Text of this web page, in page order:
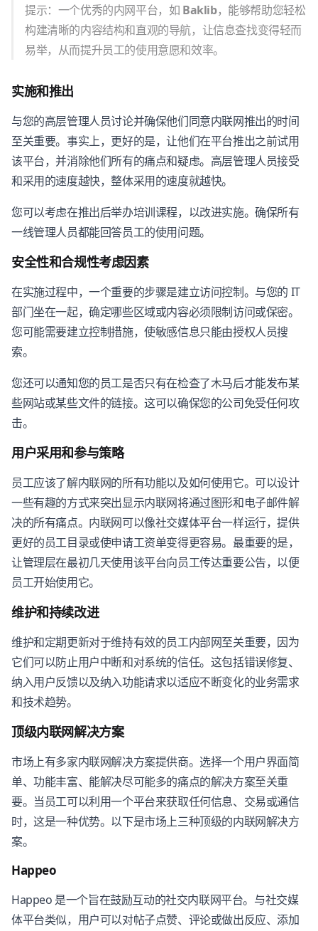
提示：一个优秀的内网平台，如 Baklib，能够帮助您轻松
构建清晰的内容结构和直观的导航，让信息查找变得轻而
易举，从而提升员工的使用意愿和效率。
实施和推出
与您的高层管理人员讨论并确保他们同意内联网推出的时间
至关重要。事实上，更好的是，让他们在平台推出之前试用
该平台，并消除他们所有的痛点和疑虑。高层管理人员接受
和采用的速度越快，整体采用的速度就越快。
您可以考虑在推出后举办培训课程，以改进实施。确保所有
一线管理人员都能回答员工的使用问题。
安全性和合规性考虑因素
在实施过程中，一个重要的步骤是建立访问控制。与您的 IT
部门坐在一起，确定哪些区域或内容必须限制访问或保密。
您可能需要建立控制措施，使敏感信息只能由授权人员搜
索。
您还可以通知您的员工是否只有在检查了木马后才能发布某
些网站或某些文件的链接。这可以确保您的公司免受任何攻
击。
用户采用和参与策略
员工应该了解内联网的所有功能以及如何使用它。可以设计
一些有趣的方式来突出显示内联网将通过图形和电子邮件解
决的所有痛点。内联网可以像社交媒体平台一样运行，提供
更好的员工目录或使申请工资单变得更容易。最重要的是，
让管理层在最初几天使用该平台向员工传达重要公告，以便
员工开始使用它。
维护和持续改进
维护和定期更新对于维持有效的员工内部网至关重要，因为
它们可以防止用户中断和对系统的信任。这包括错误修复、
纳入用户反馈以及纳入功能请求以适应不断变化的业务需求
和技术趋势。
顶级内联网解决方案
市场上有多家内联网解决方案提供商。选择一个用户界面简
单、功能丰富、能解决尽可能多的痛点的解决方案至关重
要。当员工可以利用一个平台来获取任何信息、交易或通信
时，这是一种优势。以下是市场上三种顶级的内联网解决方
案。
Happeo
Happeo 是一个旨在鼓励互动的社交内联网平台。与社交媒
体平台类似，用户可以对帖子点赞、评论或做出反应、添加